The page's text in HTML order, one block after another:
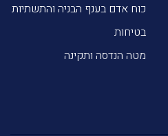
כוח אדם בענף הבניה והתשתיות
בטיחות
מטה הנדסה ותקינה